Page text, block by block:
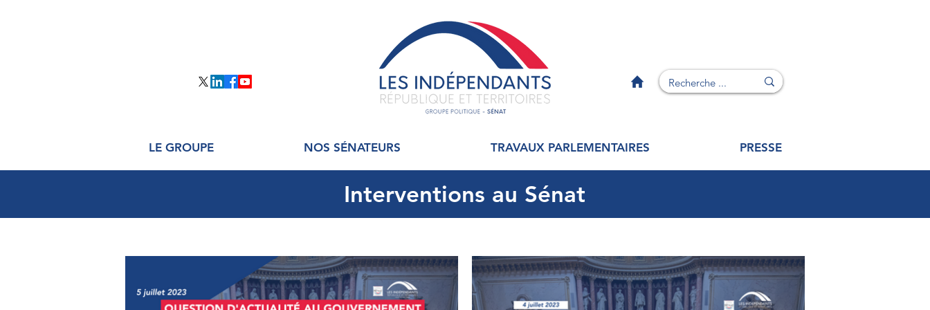
LE GROUPE NOS SÉNATEURS TRAVAUX PARLEMENTAIRES PRESSE
Interventions au Sénat